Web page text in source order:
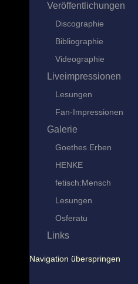
Veröffentlichungen
Discographie
Bibliographie
Videographie
Liveimpressionen
Lesungen
Fan-Impressionen
Galerie
Goethes Erben
HENKE
fetisch:Mensch
Lesungen
Osferatu
Links
Navigation überspringen